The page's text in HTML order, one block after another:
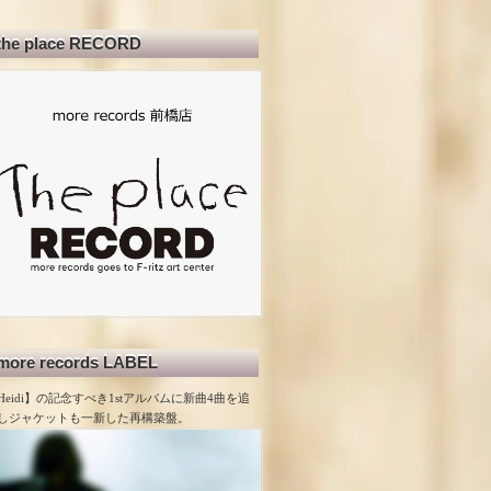
place RECORD
records LABEL
】の記念すべき1stアルバムに新曲4曲を追
ジャケットも一新した再構築盤。